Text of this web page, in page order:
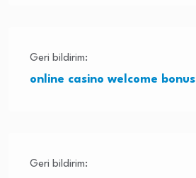
Geri bildirim:
online casino welcome bonus
Geri bildirim: